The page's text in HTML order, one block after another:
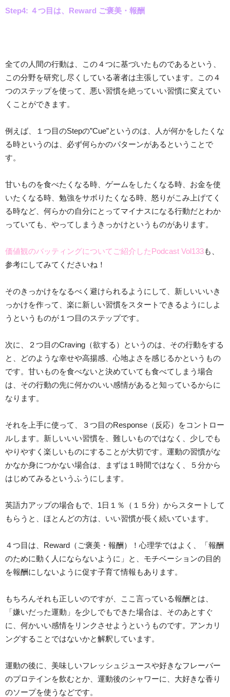
Step4: ４つ目は、Reward ご褒美・報酬
全ての人間の行動は、この４つに基づいたものであるという、
この分野を研究し尽くしている著者は主張しています。この４
つのステップを使って、悪い習慣を絶っていい習慣に変えてい
くことができます。
例えば、１つ目のStepの”Cue”というのは、人が何かをしたくな
る時というのは、必ず何らかのパターンがあるということで
す。
甘いものを食べたくなる時、ゲームをしたくなる時、お金を使
いたくなる時、勉強をサボりたくなる時、怒りがこみ上げてく
る時など、何らかの自分にとってマイナスになる行動だとわか
っていても、やってしまうきっかけというものがあります。
価値観のバッティングについてご紹介したPodcast Vol133も、
参考にしてみてくださいね！
そのきっかけをなるべく避けられるようにして、新しいいいき
っかけを作って、楽に新しい習慣をスタートできるようにしよ
うというものが１つ目のステップです。
次に、２つ目のCraving（欲する）というのは、その行動をする
と、どのような幸せや高揚感、心地よさを感じるかというもの
です。甘いものを食べないと決めていても食べてしまう場合
は、その行動の先に何かのいい感情があると知っているからに
なります。
それを上手に使って、３つ目のResponse（反応）をコントロー
ルします。新しいいい習慣を、難しいものではなく、少しでも
やりやすく楽しいものにすることが大切です。運動の習慣がな
かなか身につかない場合は、まずは１時間ではなく、５分から
はじめてみるというふうにします。
英語力アップの場合もで、1日１％（１５分）からスタートして
もらうと、ほとんどの方は、いい習慣が長く続いています。
４つ目は、Reward（ご褒美・報酬）！心理学ではよく、「報酬
のために動く人にならないように」と、モチベーションの目的
を報酬にしないように促す子育て情報もあります。
もちろんそれも正しいのですが、ここ言っている報酬とは、
「嫌いだった運動」を少しでもできた場合は、そのあとすぐ
に、何かいい感情をリンクさせようというものです。アンカリ
ングすることではないかと解釈しています。
運動の後に、美味しいフレッシュジュースや好きなフレーバー
のプロテインを飲むとか、運動後のシャワーに、大好きな香り
のソープを使うなどです。